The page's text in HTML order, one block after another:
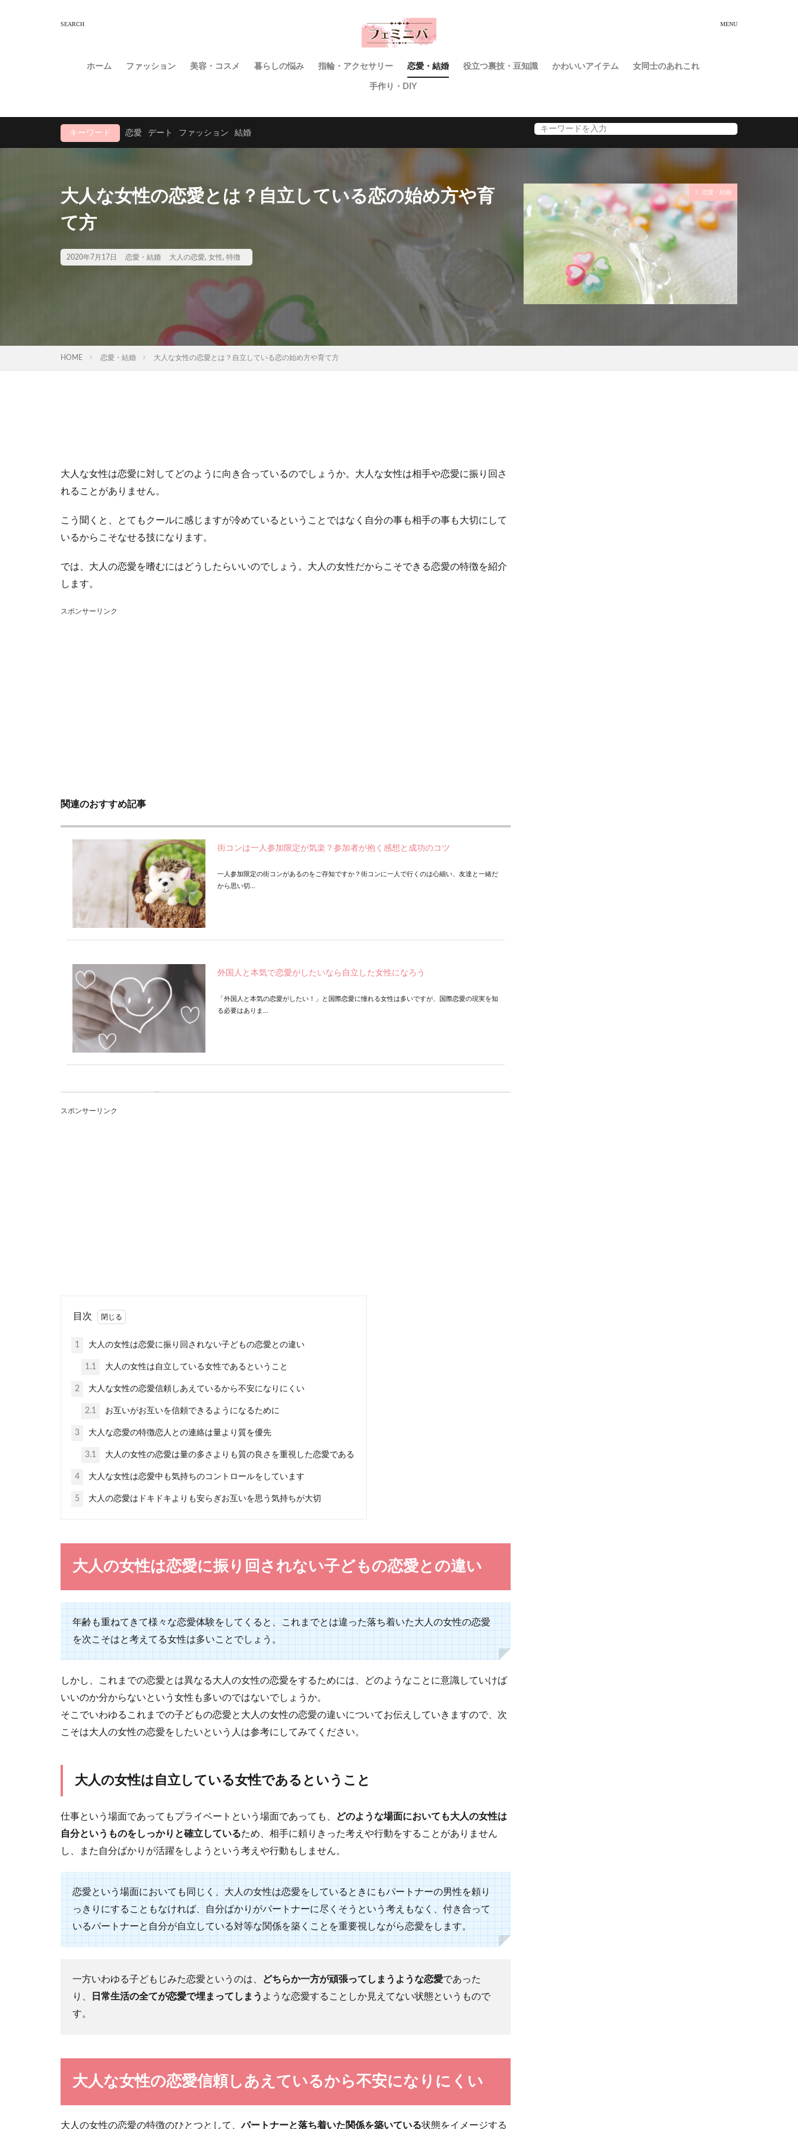
ホーム ファッション 美容・コスメ 暮らしの悩み 指輪・アクセサリー 恋愛・結婚 役立つ裏技・豆知識 かわいいアイテム 女同士のあれこれ
手作り・DIY
キーワード 恋愛 デート ファッション 結婚
大人な女性の恋愛とは？自立している恋の始め方や育
て方
2020年7月17日 恋愛・結婚 大人の恋愛, 女性, 特徴
恋愛・結婚
HOME 恋愛・結婚 大人な女性の恋愛とは？自立している恋の始め方や育て方
大人な女性は恋愛に対してどのように向き合っているのでしょうか。大人な女性は相手や恋愛に振り回さ
れることがありません。
こう聞くと、とてもクールに感じますが冷めているということではなく自分の事も相手の事も大切にして
いるからこそなせる技になります。
では、大人の恋愛を嗜むにはどうしたらいいのでしょう。大人の女性だからこそできる恋愛の特徴を紹介
します。
スポンサーリンク
関連のおすすめ記事
街コンは一人参加限定が気楽？参加者が抱く感想と成功のコツ
一人参加限定の街コンがあるのをご存知ですか？街コンに一人で行くのは心細い、友達と一緒だ
から思い切...
外国人と本気で恋愛がしたいなら自立した女性になろう
「外国人と本気の恋愛がしたい！」と国際恋愛に憧れる女性は多いですが、国際恋愛の現実を知
る必要はありま...
もしかして恋愛に依存してる？依存をしない方法と注意点
大好きな彼氏とはいつも一緒にいたい、声を聞きたいと思ってしまいます。それは誰にでもある
男を落とす言葉を自然に操って恋のチャンスを掴もう
男を落とす言葉はどんな言葉なのか知りたくありませんか。 好きな人となかなか進展しない場
合は男を落と...
彼氏は私の体が目的？体目的男の特徴と彼の気持ちを判断する方法
彼氏とお付き合いをしていても、あまり自分に対する愛情を感じられず、もしかしたら体が目的
うか。 こ...
外国人の彼氏がほしいと考えている女性もいるのではないでしょうか。お付き合いがしたいと思
っても、どこで...
恋愛がうまくいかないと、ついイライラ。その時に出来る対処法
デート後の連絡なしの男性は脈なし？脈アリデートの特徴
スポンサーリンク
目次
1 大人の女性は恋愛に振り回されない子どもの恋愛との違い
1.1 大人の女性は自立している女性であるということ
2 大人な女性の恋愛信頼しあえているから不安になりにくい
2.1 お互いがお互いを信頼できるようになるために
3 大人な恋愛の特徴恋人との連絡は量より質を優先
3.1 大人の女性の恋愛は量の多さよりも質の良さを重視した恋愛である
4 大人な女性は恋愛中も気持ちのコントロールをしています
5 大人の恋愛はドキドキよりも安らぎお互いを思う気持ちが大切
大人の女性は恋愛に振り回されない子どもの恋愛との違い
年齢も重ねてきて様々な恋愛体験をしてくると、これまでとは違った落ち着いた大人の女性の恋愛
を次こそはと考えてる女性は多いことでしょう。
しかし、これまでの恋愛とは異なる大人の女性の恋愛をするためには、どのようなことに意識していけば
いいのか分からないという女性も多いのではないでしょうか。
そこでいわゆるこれまでの子どもの恋愛と大人の女性の恋愛の違いについてお伝えしていきますので、次
こそは大人の女性の恋愛をしたいという人は参考にしてみてください。
大人の女性は自立している女性であるということ
仕事という場面であってもプライベートという場面であっても、
どのような場面においても大人の女性は
自分というものをしっかりと確立しているため、相手に頼りきった考えや行動をすることがありません
し、また自分ばかりが活躍をしようという考えや行動もしません。
恋愛という場面においても同じく、大人の女性は恋愛をしているときにもパートナーの男性を頼り
っきりにすることもなければ、自分ばかりがパートナーに尽くそうという考えもなく、付き合って
いるパートナーと自分が自立している対等な関係を築くことを重要視しながら恋愛をします。
一方いわゆる子どもじみた恋愛というのは、 どちらか一方が頑張ってしまうような恋愛であった
り、
日常生活の全てが恋愛で埋まってしまう ような恋愛することしか見えてない状態というもので
す。
大人な女性の恋愛信頼しあえているから不安になりにくい
大人の女性の恋愛の特徴のひとつとして、パートナーと落ち着いた関係を築いている状態をイメージする